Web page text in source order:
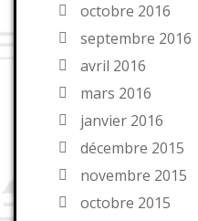
octobre 2016
septembre 2016
avril 2016
mars 2016
janvier 2016
décembre 2015
novembre 2015
octobre 2015